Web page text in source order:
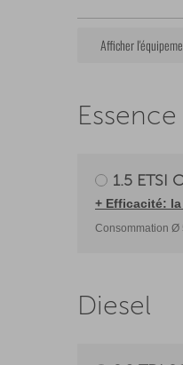
Afficher
Essence
1.5 ETSI
+ Efficacité:
Consommation Ø
Diesel